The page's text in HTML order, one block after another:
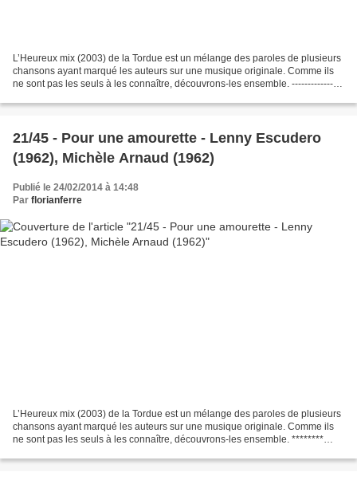
L’Heureux mix (2003) de la Tordue est un mélange des paroles de plusieurs
chansons ayant marqué les auteurs sur une musique originale. Comme ils
ne sont pas les seuls à les connaître, découvrons-les ensemble. ---------------
21/45 - Pour une amourette - Lenny Escudero
(1962), Michèle Arnaud (1962)
Publié le 24/02/2014 à 14:48
Par florianferre
L’Heureux mix (2003) de la Tordue est un mélange des paroles de plusieurs
chansons ayant marqué les auteurs sur une musique originale. Comme ils
ne sont pas les seuls à les connaître, découvrons-les ensemble. ********